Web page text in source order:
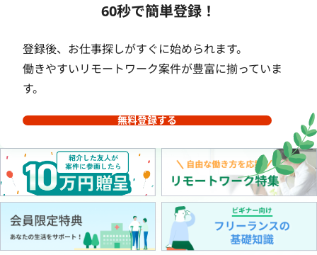
60秒で簡単登録！
登録後、お仕事探しがすぐに始められます。
働きやすいリモートワーク案件が豊富に揃っていま
す。
無料登録する